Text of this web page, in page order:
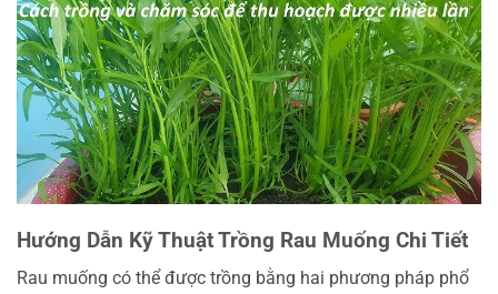
Hướng Dẫn Kỹ Thuật Trồng Rau Muống Chi Tiết
Rau muống có thể được trồng bằng hai phương pháp phổ